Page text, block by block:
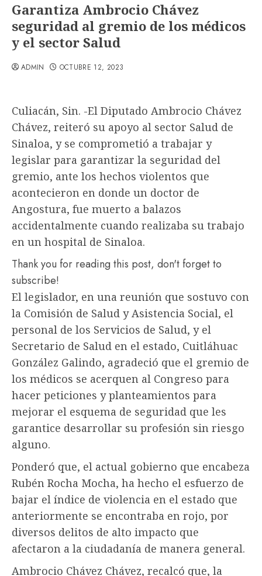
Garantiza Ambrocio Chávez
seguridad al gremio de los médicos
y el sector Salud
ADMIN OCTUBRE 12, 2023
Culiacán, Sin. -El Diputado Ambrocio Chávez
Chávez, reiteró su apoyo al sector Salud de
Sinaloa, y se comprometió a trabajar y
legislar para garantizar la seguridad del
gremio, ante los hechos violentos que
acontecieron en donde un doctor de
Angostura, fue muerto a balazos
accidentalmente cuando realizaba su trabajo
en un hospital de Sinaloa.
Thank you for reading this post, don't forget to
subscribe!
El legislador, en una reunión que sostuvo con
la Comisión de Salud y Asistencia Social, el
personal de los Servicios de Salud, y el
Secretario de Salud en el estado, Cuitláhuac
González Galindo, agradeció que el gremio de
los médicos se acerquen al Congreso para
hacer peticiones y planteamientos para
mejorar el esquema de seguridad que les
garantice desarrollar su profesión sin riesgo
alguno.
Ponderó que, el actual gobierno que encabeza
Rubén Rocha Mocha, ha hecho el esfuerzo de
bajar el índice de violencia en el estado que
anteriormente se encontraba en rojo, por
diversos delitos de alto impacto que
afectaron a la ciudadanía de manera general.
Ambrocio Chávez Chávez, recalcó que, la